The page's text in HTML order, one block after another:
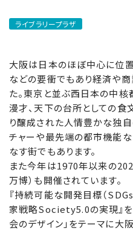
ライブラリープラザ
大阪は日本のほぼ中心に位
などの要衝でもあり経済や
た。東京と並ぶ西日本の中
漫才、天下の台所としての食
り醸成された人情豊かな独
チャーや最先端の都市機能
なす街でもあります。
また今年は1970年以来の
万博）も開催されています。
『持続可能な開発目標（
家戦略Society5.0の実現』を
会のデザイン」をテーマに